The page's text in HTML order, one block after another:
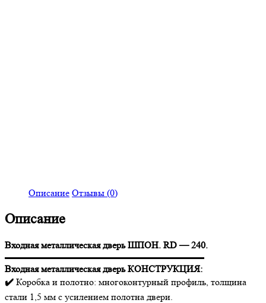
Описание Отзывы (0)
Описание
Входная металлическая дверь ШПОН. RD — 240.
▬▬▬▬▬▬▬▬▬▬▬▬▬▬▬▬▬▬▬▬▬
Входная металлическая дверь КОНСТРУКЦИЯ:
✔️ Коробка и полотно: многоконтурный профиль, толщина
стали 1,5 мм с усилением полотна двери.